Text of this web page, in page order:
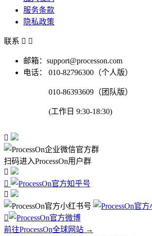
服务条款
隐私政策
联系  
邮箱：support@processon.com
电话：
010-82796300（个人版）
010-86393609（团队版）
(工作日 9:30-18:30)

扫码进入ProcessOn用户群




前往ProcessOn全球网站 →